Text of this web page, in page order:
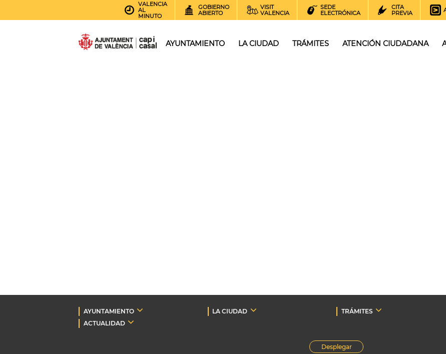
VALENCIA
AL
MINUTO
GOBIERNO
ABIERTO
VISIT
VALENCIA
SEDE
ELECTRÓNICA
CITA
PREVIA
AYUNTAMIENTO LA CIUDAD TRÁMITES ATENCIÓN CIUDADANA
AYUNTAMIENTO LA CIUDAD TRÁMITES
ACTUALIDAD
Desplegar